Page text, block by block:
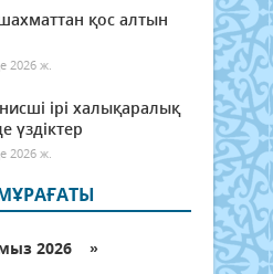
қос алтын
2026 ж.
ірі халықаралық
үздіктер
2026 ж.
2026 »